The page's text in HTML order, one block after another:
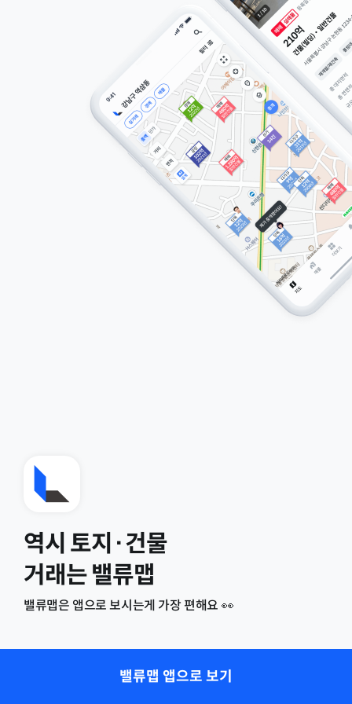
역시 토지·건물
거래는 밸류맵
밸류맵은 앱으로 보시는게 가장 편해요 👀
밸류맵 앱으로 보기